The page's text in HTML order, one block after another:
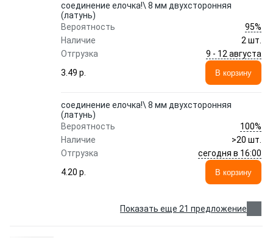
соединение елочка!\ 8 мм двухсторонняя
(латунь)
Вероятность
95%
Наличие
2 шт.
Отгрузка
9 - 12 августа
3.49 p.
В корзину
соединение елочка!\ 8 мм двухсторонняя
(латунь)
Вероятность
100%
Наличие
>20 шт.
Отгрузка
сегодня в 16:00
4.20 p.
В корзину
Показать еще 21 предложение